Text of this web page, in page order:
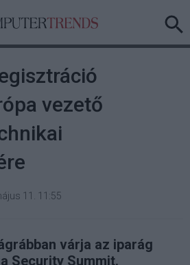
vezető
11. 11:55
várja az iparág
Security Summit.